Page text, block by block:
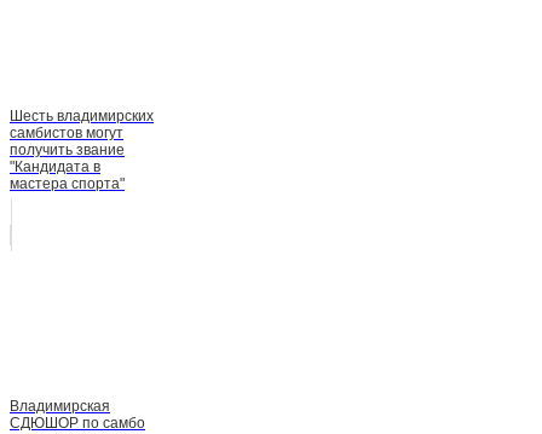
Шесть владимирских
самбистов могут
получить звание
"Кандидата в
мастера спорта"
Владимирская
СДЮШОР по самбо